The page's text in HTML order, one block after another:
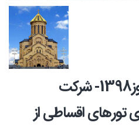
تورتفلیس از مشهد نوروز1398- شرکت
تورهای اقساطی از